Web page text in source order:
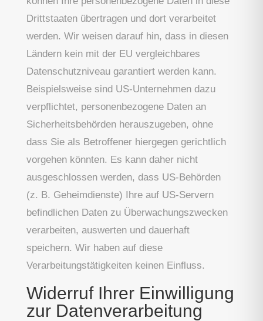
Drittstaaten übertragen und dort verarbeitet
werden. Wir weisen darauf hin, dass in diesen
Ländern kein mit der EU vergleichbares
Datenschutzniveau garantiert werden kann.
Beispielsweise sind US-Unternehmen dazu
verpflichtet, personenbezogene Daten an
Sicherheitsbehörden herauszugeben, ohne
dass Sie als Betroffener hiergegen gerichtlich
vorgehen könnten. Es kann daher nicht
ausgeschlossen werden, dass US-Behörden
(z. B. Geheimdienste) Ihre auf US-Servern
befindlichen Daten zu Überwachungszwecken
verarbeiten, auswerten und dauerhaft
speichern. Wir haben auf diese
Verarbeitungstätigkeiten keinen Einfluss.
Widerruf Ihrer Einwilligung
zur Datenverarbeitung